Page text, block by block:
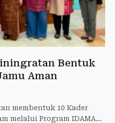
Bentuk
Aman
membentuk 10 Kader
melalui Program IDAMAN